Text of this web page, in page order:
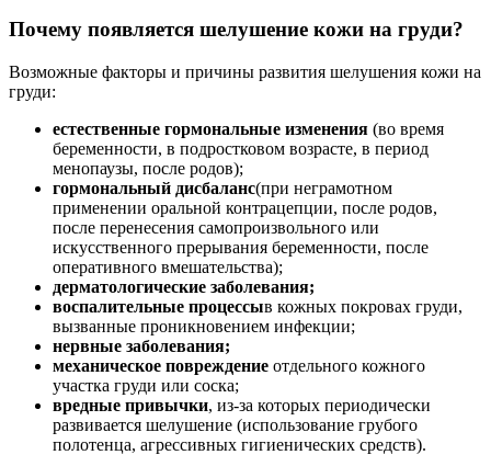
Почему появляется шелушение кожи на груди?
Возможные факторы и причины развития шелушения кожи на
груди:
естественные гормональные изменения (во время
беременности, в подростковом возрасте, в период
менопаузы, после родов);
гормональный дисбаланс(при неграмотном
применении оральной контрацепции, после родов,
после перенесения самопроизвольного или
искусственного прерывания беременности, после
оперативного вмешательства);
дерматологические заболевания;
воспалительные процессыв кожных покровах груди,
вызванные проникновением инфекции;
нервные заболевания;
механическое повреждение отдельного кожного
участка груди или соска;
вредные привычки, из-за которых периодически
развивается шелушение (использование грубого
полотенца, агрессивных гигиенических средств).